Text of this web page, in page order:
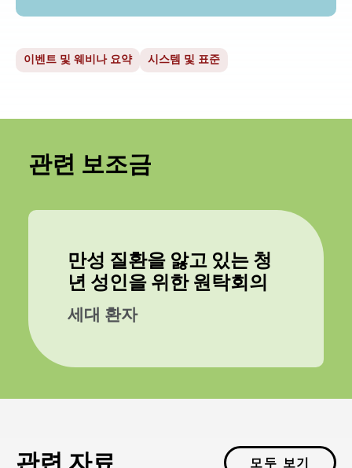
이벤트 및 웨비나 요약 시스템 및 표준
관련 보조금
만성 질환을 앓고 있는 청
년 성인을 위한 원탁회의
세대 환자
모두 보기